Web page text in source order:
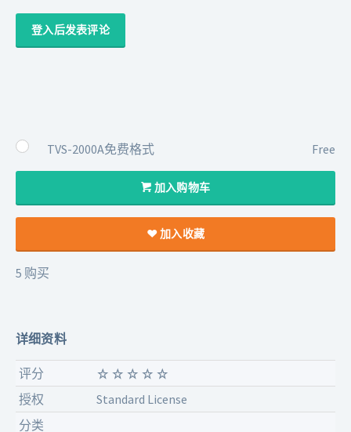
登入后发表评论
TVS-2000A免费格式 Free
加入购物车
加入收藏
5 购买
详细资料
评分
授权
Standard License
分类